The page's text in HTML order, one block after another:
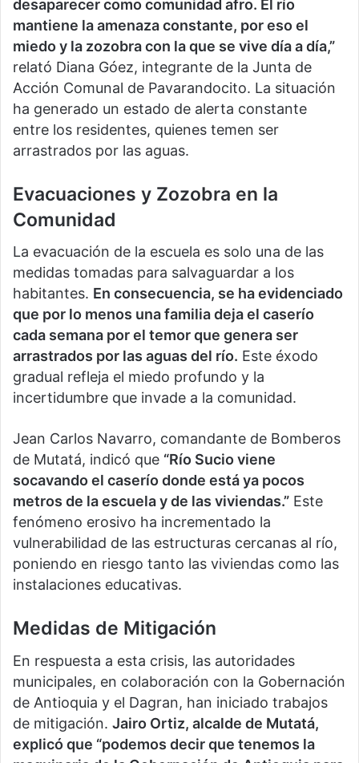
desaparecer como comunidad afro. El río
mantiene la amenaza constante, por eso el
miedo y la zozobra con la que se vive día a día,”
relató Diana Góez, integrante de la Junta de
Acción Comunal de Pavarandocito. La situación
ha generado un estado de alerta constante
entre los residentes, quienes temen ser
arrastrados por las aguas.
Evacuaciones y Zozobra en la
Comunidad
La evacuación de la escuela es solo una de las
medidas tomadas para salvaguardar a los
habitantes. En consecuencia, se ha evidenciado
que por lo menos una familia deja el caserío
cada semana por el temor que genera ser
arrastrados por las aguas del río. Este éxodo
gradual refleja el miedo profundo y la
incertidumbre que invade a la comunidad.
Jean Carlos Navarro, comandante de Bomberos
de Mutatá, indicó que “Río Sucio viene
socavando el caserío donde está ya pocos
metros de la escuela y de las viviendas.” Este
fenómeno erosivo ha incrementado la
vulnerabilidad de las estructuras cercanas al río,
poniendo en riesgo tanto las viviendas como las
instalaciones educativas.
Medidas de Mitigación
En respuesta a esta crisis, las autoridades
municipales, en colaboración con la Gobernación
de Antioquia y el Dagran, han iniciado trabajos
de mitigación. Jairo Ortiz, alcalde de Mutatá,
explicó que “podemos decir que tenemos la